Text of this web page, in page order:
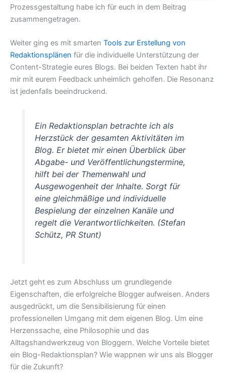
Prozessgestaltung habe ich für euch in dem Beitrag
zusammengetragen.
Weiter ging es mit smarten Tools zur Erstellung von
Redaktionsplänen für die individuelle Unterstützung der
Content-Strategie eures Blogs. Bei beiden Texten habt ihr
mir mit eurem Feedback unheimlich geholfen. Die Resonanz
ist jedenfalls beeindruckend.
Ein Redaktionsplan betrachte ich als
Herzstück der gesamten Aktivitäten im
Blog. Er bietet mir einen Überblick über
Abgabe- und Veröffentlichungstermine,
hilft bei der Themenwahl und
Ausgewogenheit der Inhalte. Sorgt für
eine gleichmäßige und individuelle
Bespielung der einzelnen Kanäle und
regelt die Verantwortlichkeiten. (Stefan
Schütz, PR Stunt)
Jetzt geht es zum Abschluss um grundlegende
Eigenschaften, die erfolgreiche Blogger aufweisen. Anders
ausgedrückt, um die Sensibilisierung für einen
professionellen Umgang mit dem eigenen Blog. Um eine
Herzenssache, eine Philosophie und das
Alltagshandwerkzeug von Bloggern. Welche Vorteile bietet
ein Blog-Redaktionsplan? Wie wappnen wir uns als Blogger
für die Zukunft?